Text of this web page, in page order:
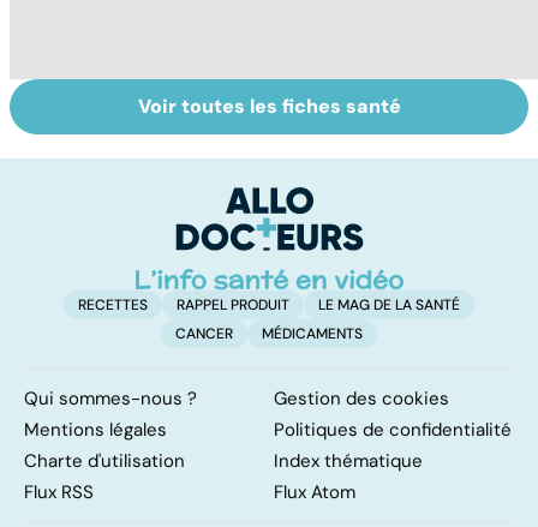
Le magnésium,
un oligo-élément
Intestin irritable :
le régime
solution ?
Voir toutes les fiches santé
RECETTES RAPPEL PRODUIT
LE MAG DE LA SANTÉ
CANCER
MÉDICAMENTS
Qui sommes-nous ?
Gestion des cookies
Mentions légales
Politiques de confidentialité
Charte d'utilisation
Index thématique
Flux RSS
Flux Atom